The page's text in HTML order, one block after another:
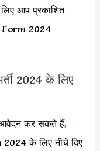
आप प्रकाशित
Form 2024
2024 के लिए
कर सकते हैं,
के लिए नीचे दिए